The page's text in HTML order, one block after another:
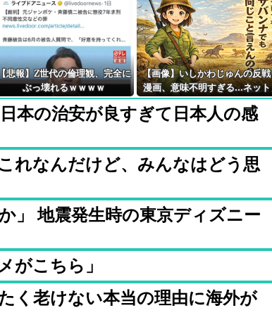
悲報】Z世代の倫理観、完全に
ぶっ壊れるｗｗｗｗ
【画像】いしかわじゅんの反戦
漫画、意味不明すぎる…ネット
「量産型左翼の最底辺みたいな
テンプレ左翼カルト陰謀妄想漫
本の治安が良すぎて日本人の感
れなんだけど、みんなはどう思
」 地震発生時の東京ディズニー
がこちら」
く老けない本当の理由に海外が